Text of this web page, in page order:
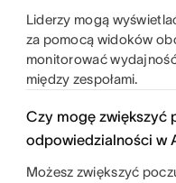
Liderzy mogą
za pomocą widoków
monitorować
między zespołami.
Czy mogę zwiększyć
odpowiedzialności w
Możesz zwiększyć